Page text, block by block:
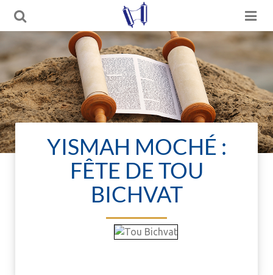
YISMAH MOCHÉ :
FÊTE DE TOU
BICHVAT